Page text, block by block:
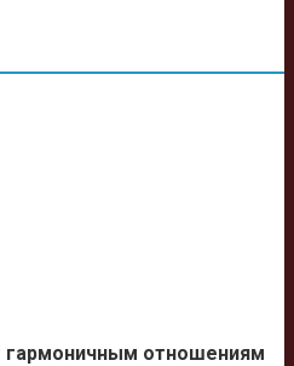
гармоничным отношениям